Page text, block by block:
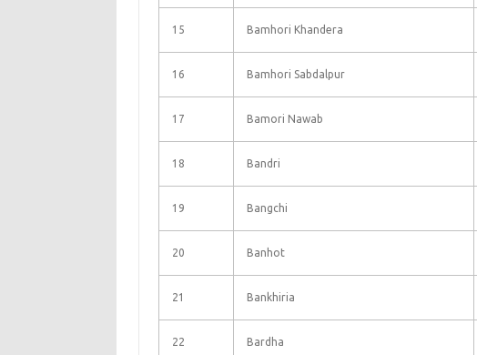
15 Bamhori Khandera
16 Bamhori Sabdalpur
17 Bamori Nawab
18 Bandri
19 Bangchi
20 Banhot
21 Bankhiria
22 Bardha